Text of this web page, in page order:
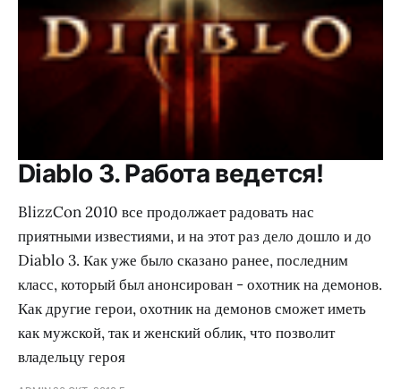
Diablo 3. Работа ведется!
BlizzCon 2010 все продолжает радовать нас
приятными известиями, и на этот раз дело дошло и до
Diablo 3. Как уже было сказано ранее, последним
класс, который был анонсирован - охотник на демонов.
Как другие герои, охотник на демонов сможет иметь
как мужской, так и женский облик, что позволит
владельцу героя